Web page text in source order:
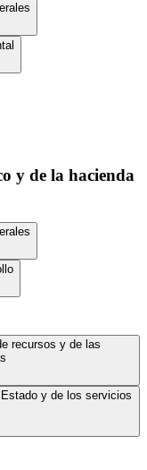
y de la hacienda
recursos y de las
y de los servicios